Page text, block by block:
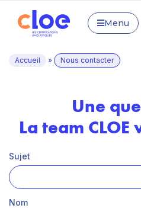
Menu
Accueil » Nous contacter
Une
La team
Sujet
Nom